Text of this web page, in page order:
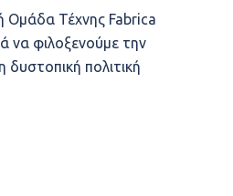
Ομάδα Τέχνης Fabrica
να φιλοξενούμε την
πολιτική